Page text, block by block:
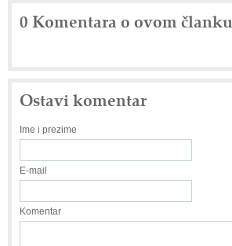
0 Komentara o ovom članku
Ostavi komentar
Ime i prezime
E-mail
Komentar